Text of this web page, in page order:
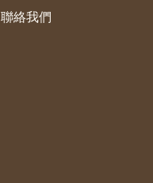
聯絡我們